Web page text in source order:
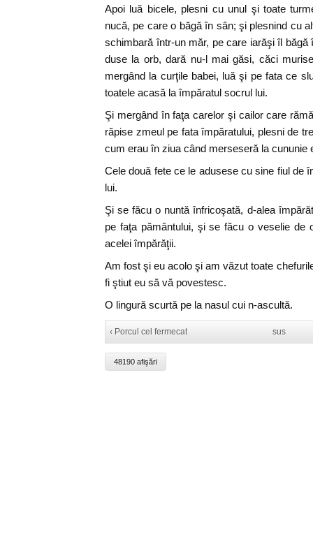
Apoi luă bicele, plesni cu unul şi toate
nucă, pe care o băgă în sân; şi plesnind cu
schimbară într-un măr, pe care iarăşi îl
duse la orb, dară nu-l mai găsi, căci
mergând la curţile babei, luă şi pe fata ce
toatele acasă la împăratul socrul lui.
Şi mergând în faţa carelor şi cailor care
răpise zmeul pe fata împăratului, plesni de
cum erau în ziua când merseseră la cununie
Cele două fete ce le adusese cu sine fiul de
lui.
Şi se făcu o nuntă înfricoşată, d-alea
pe faţa pământului, şi se făcu o veselie de
acelei împărăţii.
Am fost şi eu acolo şi am văzut toate
fi ştiut eu să vă povestesc.
O lingură scurtă pe la nasul cui n-ascultă.
‹ Porcul cel fermecat sus
48190 afişări